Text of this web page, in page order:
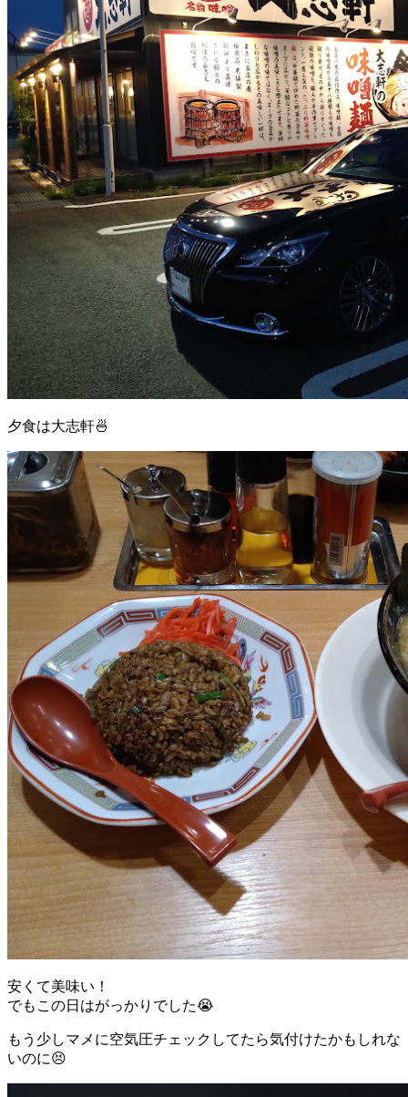
夕食は大志軒🍜
安くて美味い！
でもこの日はがっかりでした😭
もう少しマメに空気圧チェックしてたら気付けたかもしれな
いのに😣